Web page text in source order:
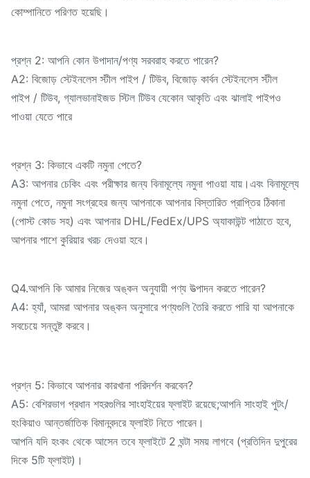
কোম্পানিতে পরিণত হয়েছি।
প্রশ্ন 2: আপনি কোন উপাদান/পণ্য সরবরাহ করতে পারেন?
A2: বিজোড় স্টেইনলেস স্টীল পাইপ / টিউব, বিজোড় কার্বন স্টেইনলেস স্টীল
পাইপ / টিউব, গ্যালভানাইজড স্টিল টিউব যেকোন আকৃতি এবং ঝালাই পাইপও
পাওয়া যেতে পারে
প্রশ্ন 3: কিভাবে একটি নমুনা পেতে?
A3: আপনার চেকিং এবং পরীক্ষার জন্য বিনামূল্যে নমুনা পাওয়া যায়।এবং বিনামূল্যে
নমুনা পেতে, নমুনা সংগ্রহের জন্য আপনাকে আপনার বিস্তারিত প্রাপ্তির ঠিকানা
(পোস্ট কোড সহ) এবং আপনার DHL/FedEx/UPS অ্যাকাউন্ট পাঠাতে হবে,
আপনার পাশে কুরিয়ার খরচ দেওয়া হবে।
Q4.আপনি কি আমার নিজের অঙ্কন অনুযায়ী পণ্য উত্পাদন করতে পারেন?
A4: হ্যাঁ, আমরা আপনার অঙ্কন অনুসারে পণ্যগুলি তৈরি করতে পারি যা আপনাকে
সবচেয়ে সন্তুষ্ট করবে।
প্রশ্ন 5: কিভাবে আপনার কারখানা পরিদর্শন করবেন?
A5: বেশিরভাগ প্রধান শহরগুলির সাংহাইয়ের ফ্লাইট রয়েছে;আপনি সাংহাই পুটং/
হংকিয়াও আন্তর্জাতিক বিমানবন্দরে ফ্লাইট নিতে পারেন।
আপনি যদি হংকং থেকে আসেন তবে ফ্লাইটে 2 ঘন্টা সময় লাগবে (প্রতিদিন দুপুরের
দিকে 5টি ফ্লাইট)।